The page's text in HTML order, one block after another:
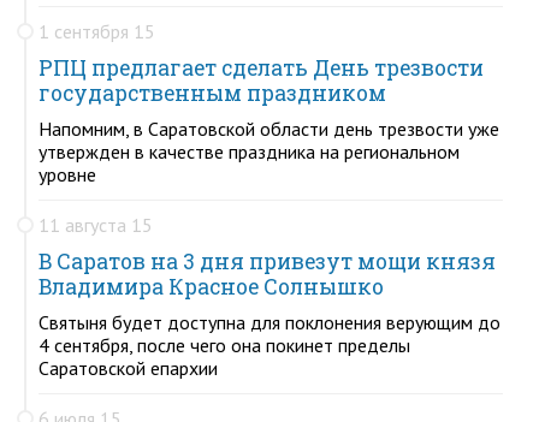
1 сентября 15
РПЦ предлагает сделать День трезвости
государственным праздником
Напомним, в Саратовской области день трезвости уже
утвержден в качестве праздника на региональном
уровне
11 августа 15
В Саратов на 3 дня привезут мощи князя
Владимира Красное Солнышко
Святыня будет доступна для поклонения верующим до
4 сентября, после чего она покинет пределы
Саратовской епархии